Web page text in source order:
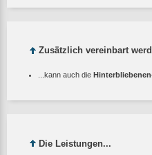
Zusätzlich vereinbart
...kann auch die
Die Leistungen...